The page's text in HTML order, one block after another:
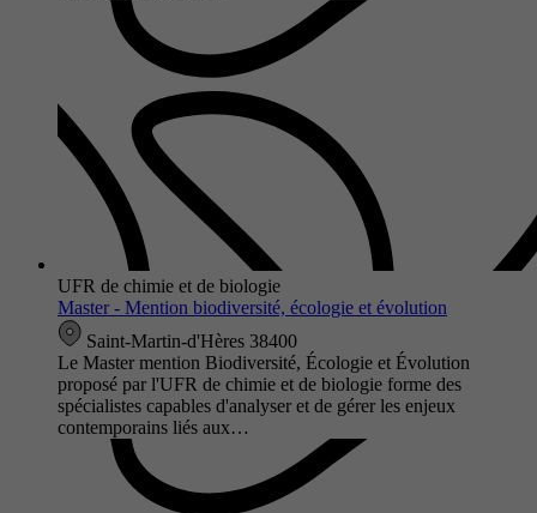
UFR de chimie et de biologie
Master - Mention biodiversité, écologie et évolution
Saint-Martin-d'Hères 38400
Le Master mention Biodiversité, Écologie et Évolution
proposé par l'UFR de chimie et de biologie forme des
spécialistes capables d'analyser et de gérer les enjeux
contemporains liés aux…